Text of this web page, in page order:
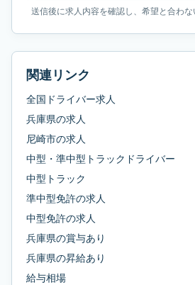
送信後に求人内容を確認し、希望と合わな
関連リンク
全国ドライバー求人
兵庫県の求人
尼崎市の求人
中型・準中型トラックドライバー
中型トラック
準中型免許の求人
中型免許の求人
兵庫県の賞与あり
兵庫県の昇給あり
給与相場